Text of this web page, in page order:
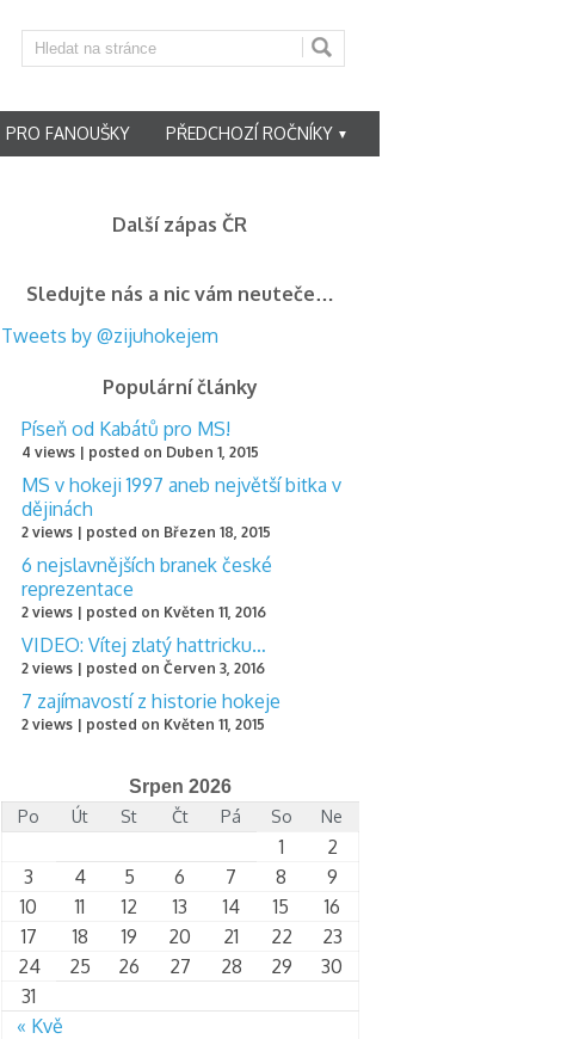
PRO FANOUŠKY PŘEDCHOZÍ ROČNÍKY ▼
Další zápas ČR
Sledujte nás a nic vám neuteče…
Tweets by @zijuhokejem
Populární články
Píseň od Kabátů pro MS!
4 views| posted on Duben 1, 2015
MS v hokeji 1997 aneb největší bitka v
dějinách
2 views| posted on Březen 18, 2015
6 nejslavnějších branek české
reprezentace
2 views| posted on Květen 11, 2016
VIDEO: Vítej zlatý hattricku…
2 views| posted on Červen 3, 2016
7 zajímavostí z historie hokeje
2 views| posted on Květen 11, 2015
Srpen 2026
Po
Út St Čt Pá So Ne
« Kvě
1
2
3
4 5 6 7 8
9
10
11 12 13 14 15
16
17
18 19 20 21 22
23
24
25 26 27 28 29
30
31